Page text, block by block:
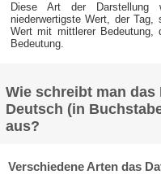
Diese Art der Darstellung
niederwertigste Wert, der
Wert mit mittlerer
Bedeutung.
Wie schreibt man
Deutsch (in
aus?
Verschiedene Arten das